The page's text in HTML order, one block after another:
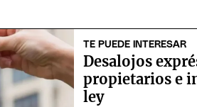
TE PUEDE INTERESAR
Desalojos
propietarios e
ley